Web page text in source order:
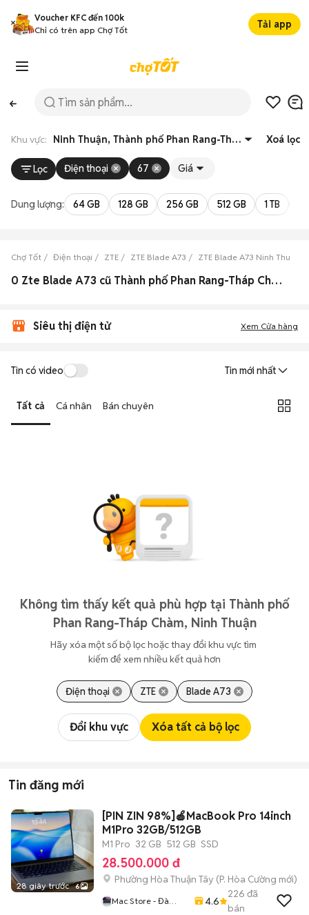
Voucher KFC đến 100k
Chỉ có trên app Chợ Tốt
Tải app
Khu vực: Ninh Thuận, Thành phố Phan Rang-Tháp Chàm Xoá lọc
Lọc Điện thoại 67 Giá
Dung lượng: 64 GB 128 GB 256 GB 512 GB 1 TB
Chợ Tốt Điện thoại ZTE ZTE Blade A73 ZTE Blade A73 Ninh Thuận
0 Zte Blade A73 cũ Thành phố Phan Rang-Tháp Chàm, Ninh Thuận đẹp
Siêu thị điện tử Xem Cửa hàng
Tin có video Tin mới nhất
Tất cả Cá nhân Bán chuyên
Không tìm thấy kết quả phù hợp tại Thành phố
Phan Rang-Tháp Chàm, Ninh Thuận
Hãy xóa một số bộ lọc hoặc thay đổi khu vực tìm
kiếm để xem nhiều kết quả hơn
Điện thoại ZTE Blade A73
Đổi khu vực Xóa tất cả bộ lọc
Tin đăng mới
28 giây trước 6
[PIN ZIN 98%]🍎MacBook Pro 14inch
M1Pro 32GB/512GB
M1 Pro 32 GB 512 GB SSD
28.500.000 đ
Phường Hòa Thuận Tây (P. Hòa Cường mới)
Mac Store - Đà
4.6
226 đã
bán